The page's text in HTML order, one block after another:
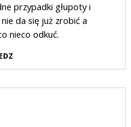
przypadki głupoty i
da się już zrobić a
nieco odkuć.